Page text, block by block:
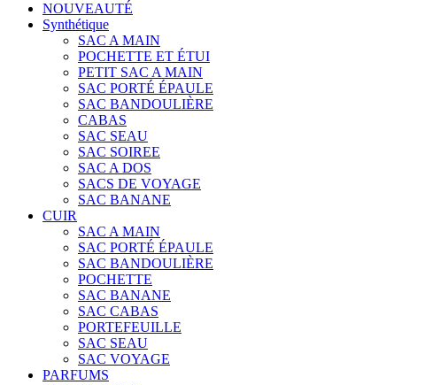
NOUVEAUTÉ
Synthétique
SAC A MAIN
POCHETTE ET ÉTUI
PETIT SAC A MAIN
SAC PORTÉ ÉPAULE
SAC BANDOULIÈRE
CABAS
SAC SEAU
SAC SOIREE
SAC A DOS
SACS DE VOYAGE
SAC BANANE
CUIR
SAC A MAIN
SAC PORTÉ ÉPAULE
SAC BANDOULIÈRE
POCHETTE
SAC BANANE
SAC CABAS
PORTEFEUILLE
SAC SEAU
SAC VOYAGE
PARFUMS